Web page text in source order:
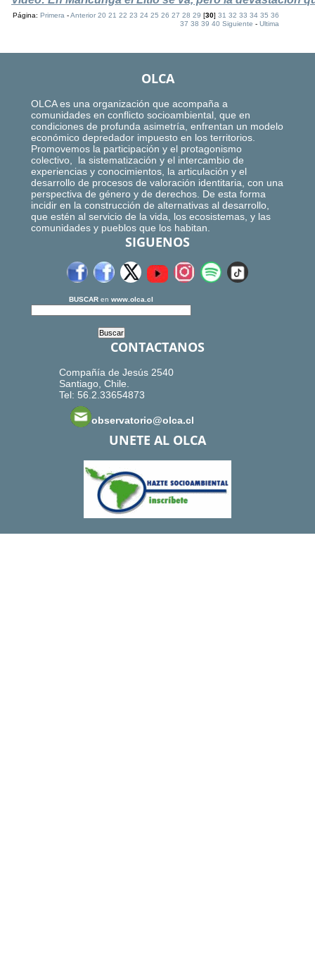
Página:Primera -Anterior 20 21 22 23 24 25 26 27 28 29 [30]31 32 33 34 35 36
37 38 39 40 Siguiente -Ultima
OLCA
OLCA es una organización que acompaña a
comunidades en conflicto socioambiental, que en
condiciones de profunda asimetría, enfrentan un modelo
económico depredador impuesto en los territorios.
Promovemos la participación y el protagonismo
colectivo, la sistematización y el intercambio de
experiencias y conocimientos, la articulación y el
desarrollo de procesos de valoración identitaria, con una
perspectiva de género y de derechos. De esta forma
incidir en la construcción de alternativas al desarrollo,
que estén al servicio de la vida, los ecosistemas, y las
comunidades y pueblos que los habitan.
SIGUENOS
BUSCAR en www.olca.cl
CONTACTANOS
Compañía de Jesús 2540
Santiago, Chile.
Tel: 56.2.33654873
observatorio@olca.cl
UNETE AL OLCA